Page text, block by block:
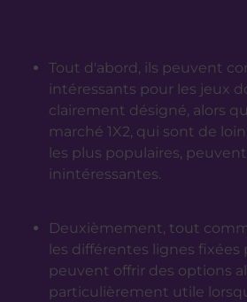
Tout d'abord, ils peuvent
intéressants pour les jeux
clairement désigné, alors
marché 1X2, qui sont de
les plus populaires,
inintéressantes.
Deuxièmement, tout
les différentes lignes fixées
peuvent offrir des options
particulièrement utile